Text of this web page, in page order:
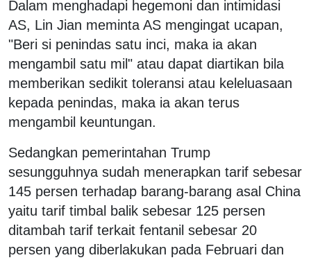
Dalam menghadapi hegemoni dan intimidasi
AS, Lin Jian meminta AS mengingat ucapan,
"Beri si penindas satu inci, maka ia akan
mengambil satu mil" atau dapat diartikan bila
memberikan sedikit toleransi atau keleluasaan
kepada penindas, maka ia akan terus
mengambil keuntungan.
Sedangkan pemerintahan Trump
sesungguhnya sudah menerapkan tarif sebesar
145 persen terhadap barang-barang asal China
yaitu tarif timbal balik sebesar 125 persen
ditambah tarif terkait fentanil sebesar 20
persen yang diberlakukan pada Februari dan